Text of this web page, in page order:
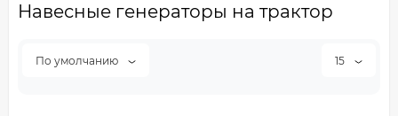
Навесные генераторы на трактор
По умолчанию 15